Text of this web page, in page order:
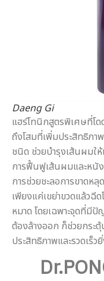
Daeng Gi
แฮร์โทนิกสูตรพิเศษที่โด
ถึงโสมที่เพิ่มประสิทธิภา
ชนิด ช่วยบำรุงเส้นผมใ
การฟื้นฟูเส้นผมและหนั
การช่วยชะลอการขาดห
เพียงแค่เขย่าขวดแล้ว
หมาด โดยเฉพาะจุดที่มี
ต้องล้างออก ก็ช่วยกระ
ประสิทธิภาพและรวดเร็ว